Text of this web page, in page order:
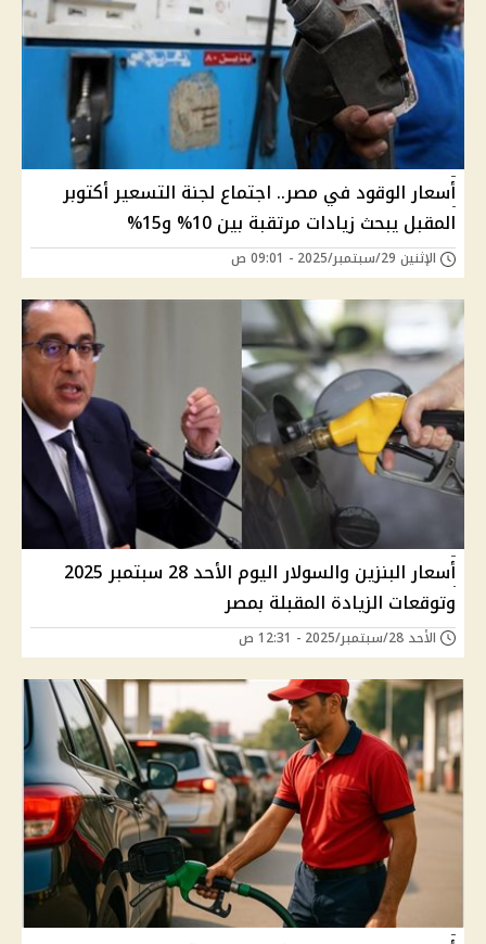
أسعار الوقود في مصر.. اجتماع لجنة التسعير أكتوبر
المقبل يبحث زيادات مرتقبة بين 10% و15%
الإثنين 29/سبتمبر/2025 - 09:01 ص
أسعار البنزين والسولار اليوم الأحد 28 سبتمبر 2025
وتوقعات الزيادة المقبلة بمصر
الأحد 28/سبتمبر/2025 - 12:31 ص